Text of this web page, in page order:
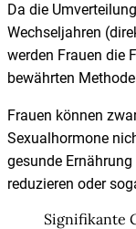
Da die
Wechseljahren
werden Frauen die
bewährten
Frauen können
Sexualhormone
gesunde
reduzieren oder
Signifikante